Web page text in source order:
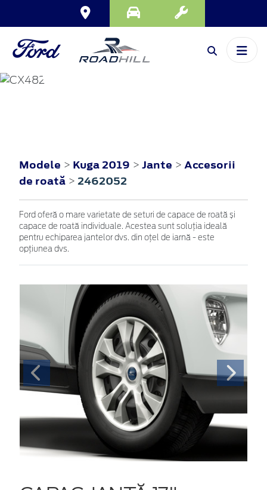
KUGA
Modele > Kuga 2019 > Jante > Accesorii
de roată > 2462052
Ford oferă o mare varietate de seturi de capace de roată și
capace de roată individuale. Acestea sunt soluția ideală
pentru echiparea jantelor dvs. din oțel de iarnă - este
opțiunea dvs.